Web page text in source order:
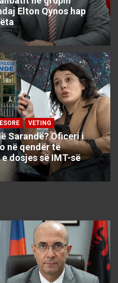
Elton Qynos hap
VETING
Sarandë? Oficeri i
në qendër të
dosjes së IMT-së